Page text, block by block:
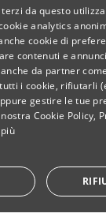
Privacy policy
Note legali
da questo
analytics
cookie di
contenuti e
da partner
i cookie, rifiutarli
gestire le tue
Cookie Policy,